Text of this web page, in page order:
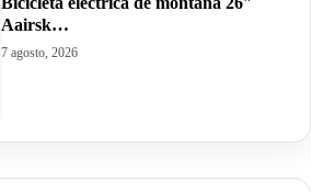
Aairsk…
7 agosto, 2026